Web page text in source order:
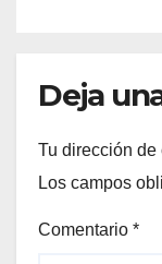
Deja
Tu dirección de
Los campos
Comentario *